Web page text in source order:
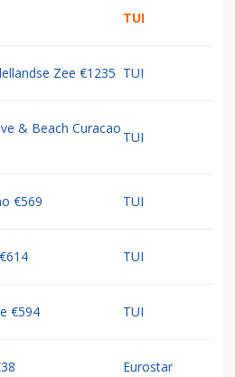
TUI
Zee €1235 TUI
& Beach Curacao
TUI
€569 TUI
TUI
€594 TUI
Eurostar